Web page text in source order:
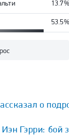
13.7%
53.5%
о
Гэрри: бой